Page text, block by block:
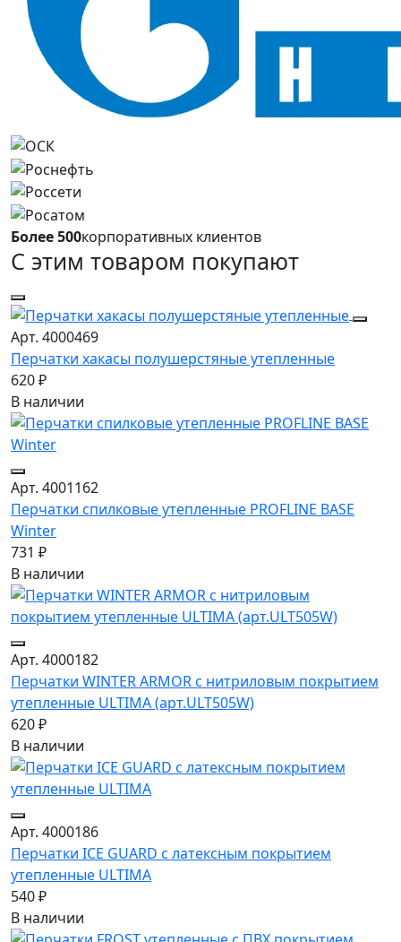
Более 500корпоративных клиентов
С этим товаром покупают
Арт. 4000469
Перчатки хакасы полушерстяные утепленные
620 ₽
В наличии
Арт. 4001162
Перчатки спилковые утепленные PROFLINE BASE
Winter
731 ₽
В наличии
Арт. 4000182
Перчатки WINTER ARMOR с нитриловым покрытием
утепленные ULTIMA (арт.ULT505W)
620 ₽
В наличии
Арт. 4000186
Перчатки ICE GUARD с латексным покрытием
утепленные ULTIMA
540 ₽
В наличии